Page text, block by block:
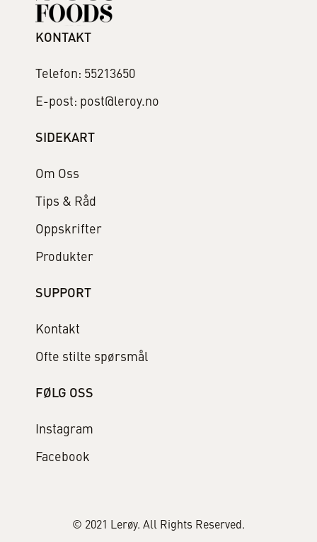
KONTAKT
Telefon: 55213650
E-post: post@leroy.no
SIDEKART
Om Oss
Tips & Råd
Oppskrifter
Produkter
SUPPORT
Kontakt
Ofte stilte spørsmål
FØLG OSS
Instagram
Facebook
© 2021 Lerøy. All Rights Reserved.